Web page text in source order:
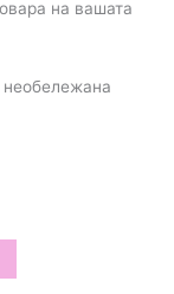
на вашата
необележана